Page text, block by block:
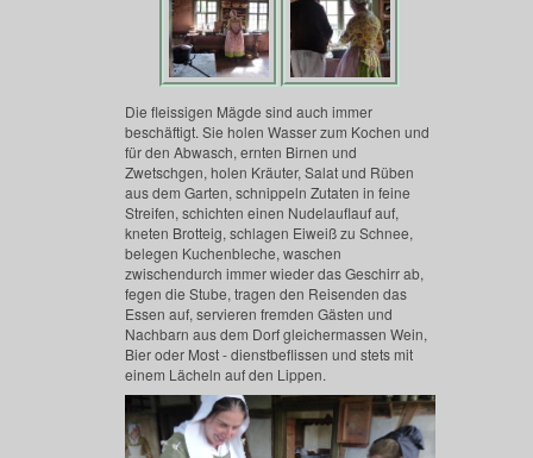
Die fleissigen Mägde sind auch immer
beschäftigt. Sie holen Wasser zum Kochen und
für den Abwasch, ernten Birnen und
Zwetschgen, holen Kräuter, Salat und Rüben
aus dem Garten, schnippeln Zutaten in feine
Streifen, schichten einen Nudelauflauf auf,
kneten Brotteig, schlagen Eiweiß zu Schnee,
belegen Kuchenbleche, waschen
zwischendurch immer wieder das Geschirr ab,
fegen die Stube, tragen den Reisenden das
Essen auf, servieren fremden Gästen und
Nachbarn aus dem Dorf gleichermassen Wein,
Bier oder Most - dienstbeflissen und stets mit
einem Lächeln auf den Lippen.